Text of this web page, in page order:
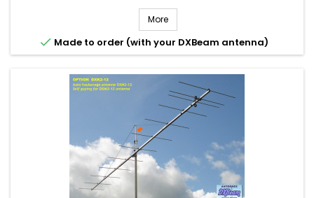
More
 Made to order (with your DXBeam antenna)